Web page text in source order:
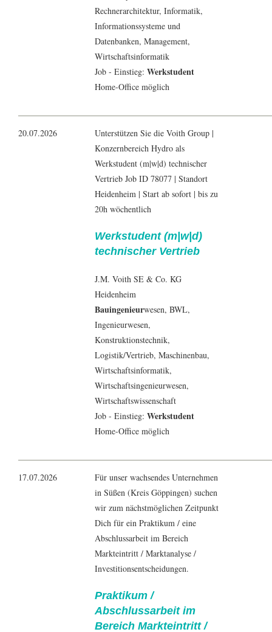
Rechnerarchitektur, Informatik,
Informationssysteme und
Datenbanken, Management,
Wirtschaftsinformatik
Job - Einstieg: Werkstudent
Home-Office möglich
20.07.2026
Unterstützen Sie die Voith Group |
Konzernbereich Hydro als
Werkstudent (m|w|d) technischer
Vertrieb Job ID 78077 | Standort
Heidenheim | Start ab sofort | bis zu
20h wöchentlich
Werkstudent (m|w|d)
technischer Vertrieb
J.M. Voith SE & Co. KG
Heidenheim
Bauingenieurwesen, BWL,
Ingenieurwesen,
Konstruktionstechnik,
Logistik/Vertrieb, Maschinenbau,
Wirtschaftsinformatik,
Wirtschaftsingenieurwesen,
Wirtschaftswissenschaft
Job - Einstieg: Werkstudent
Home-Office möglich
17.07.2026
Für unser wachsendes Unternehmen
in Süßen (Kreis Göppingen) suchen
wir zum nächstmöglichen Zeitpunkt
Dich für ein Praktikum / eine
Abschlussarbeit im Bereich
Markteintritt / Marktanalyse /
Investitionsentscheidungen.
Praktikum /
Abschlussarbeit im
Bereich Markteintritt /